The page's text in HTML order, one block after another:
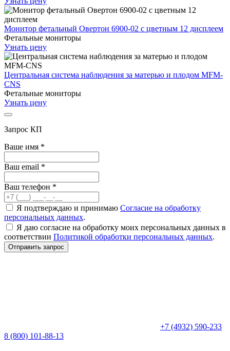
Монитор фетальный Овертон 6900-02 с цветным 12 дисплеем
Фетальные мониторы
Узнать цену
Центральная система наблюдения за матерью и плодом MFM-
CNS
Фетальные мониторы
Узнать цену
Запрос КП
Ваше имя *
Ваш email *
Ваш телефон *
Я подтверждаю и принимаю Согласие на обработку
персональных данных.
Я даю согласие на обработку моих персональных данных в
соответствии Политикой обработки персональных данных.
Отправить запрос
+7 (4932) 590-233
8 (800) 101-88-13